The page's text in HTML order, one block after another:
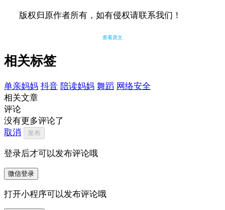
版权归原作者所有，如有侵权请联系我们！
查看原文
相关标签
单亲妈妈 抖音 陪读妈妈 舞蹈 网络安全
相关文章
评论
没有更多评论了
取消
发布
登录后才可以发布评论哦
微信登录
打开小程序可以发布评论哦